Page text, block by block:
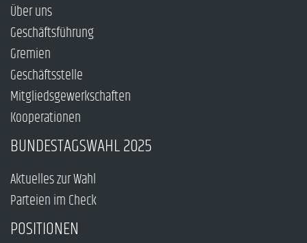
Über uns
Geschäftsführung
Gremien
Geschäftsstelle
Mitgliedsgewerkschaften
Kooperationen
BUNDESTAGSWAHL 2025
Aktuelles zur Wahl
Parteien im Check
POSITIONEN